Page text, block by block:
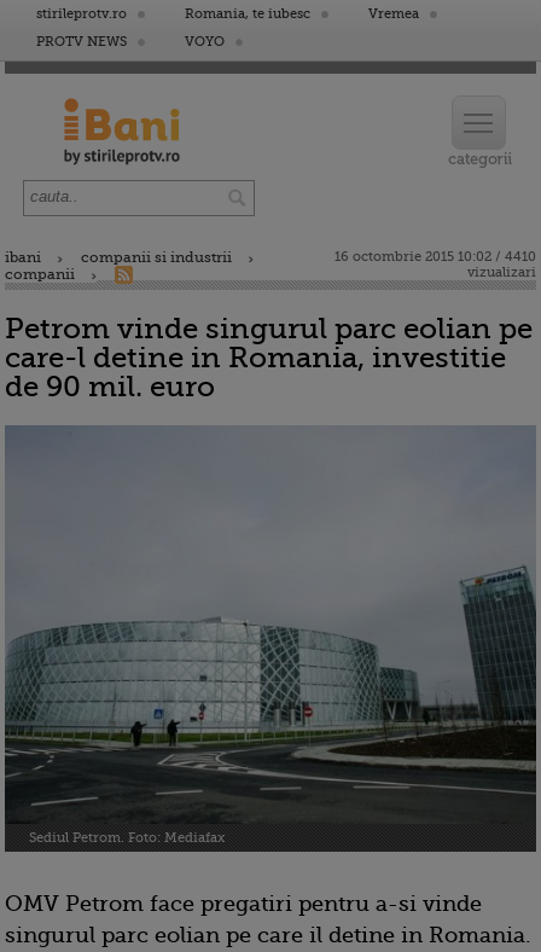
stirileprotv.ro Romania, te iubesc
Vremea
PROTV NEWS
VOYO
ibani
companii si industrii
companii
16 octombrie 2015 10:02 / 4410
vizualizari
Petrom vinde singurul parc eolian pe
care-l detine in Romania, investitie
de 90 mil. euro
Sediul Petrom. Foto: Mediafax
OMV Petrom face pregatiri pentru a-si vinde
singurul parc eolian pe care il detine in Romania.